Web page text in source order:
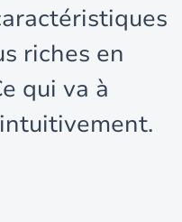
riches en
qui va à